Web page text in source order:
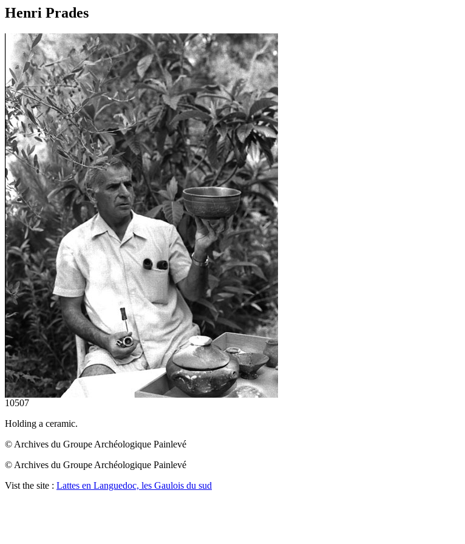
Henri Prades
10507
Holding a ceramic.
© Archives du Groupe Archéologique Painlevé
© Archives du Groupe Archéologique Painlevé
Vist the site : Lattes en Languedoc, les Gaulois du sud